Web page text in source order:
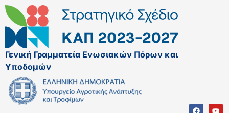
Γενική Γραμματεία Ενωσιακών Πόρων και
Υποδομών